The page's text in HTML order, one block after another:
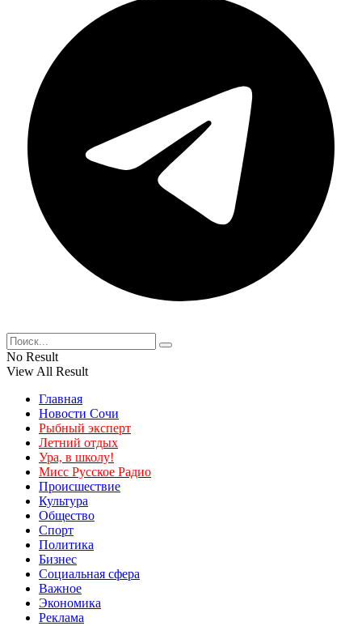
No Result
View All Result
Главная
Новости Сочи
Рыбный эксперт
Летний отдых
Ура, в школу!
Мисс Русское Радио
Происшествие
Культура
Общество
Спорт
Политика
Бизнес
Социальная сфера
Важное
Экономика
Реклама